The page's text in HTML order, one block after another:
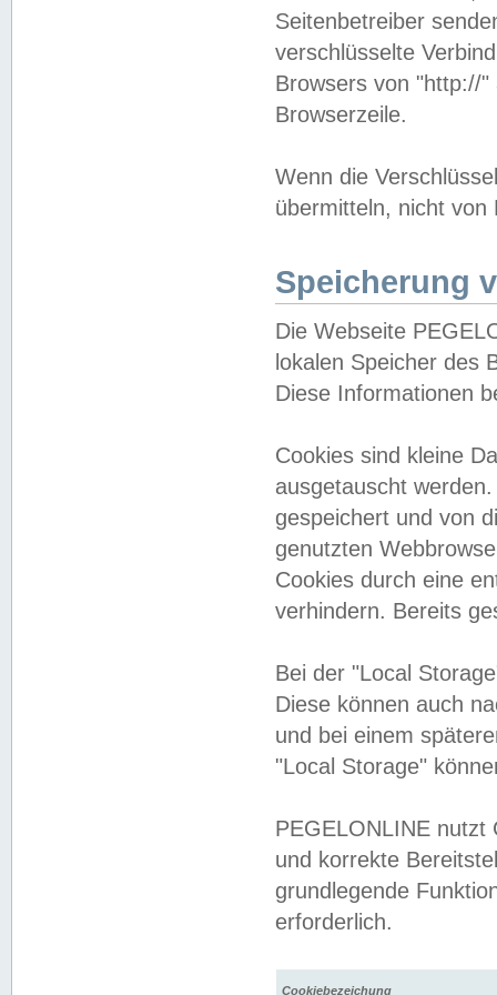
Seitenbetreiber
verschlüsselte
Browsers von "http://
Browserzeile.
Wenn die
übermitteln, nicht von
Speicherung
Die Webseite
lokalen Speicher des
Diese Informationen
Cookies sind kleine
ausgetauscht
gespeichert und von
genutzten
Cookies durch eine
verhindern. Bereits
Bei der "Local
Diese können auch
und bei einem
"Local Storage"
PEGELONLINE nutzt
und korrekte
grundlegende
erforderlich.
Cookiebezeichung